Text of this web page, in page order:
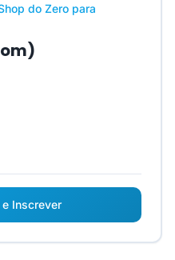
do Zero para
Inscrever